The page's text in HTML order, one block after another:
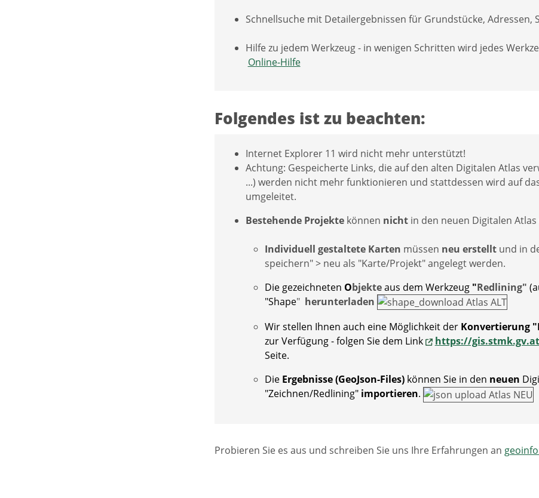
Schnellsuche mit Detailergebnissen für Grundstücke, Adressen,
Hilfe zu jedem Werkzeug - in wenigen Schritten wird jedes
Online-Hilfe
Folgendes ist zu beachten:
Internet Explorer 11 wird nicht mehr unterstützt!
Achtung: Gespeicherte Links, die auf den alten Digitalen Atlas
...) werden nicht mehr funktionieren und stattdessen wird auf
umgeleitet.
Bestehende Projektekönnen nichtin den neuen Digitalen Atlas
Individuell gestaltete Karten müssen neu erstelltund in
speichern" > neu als "Karte/Projekt" angelegt werden.
Die gezeichneten Objekteaus dem Werkzeug "Redlining"
"Shape" herunterladen
Wir stellen Ihnen auch eine Möglichkeit derKonvertierung
zur Verfügung - folgen Sie dem Link
https://
Seite.
Die Ergebnisse (GeoJson-Files)können Sie in den neuen
"Zeichnen/Redlining" importieren.
Probieren Sie es aus und schreiben Sie uns Ihre Erfahrungen an